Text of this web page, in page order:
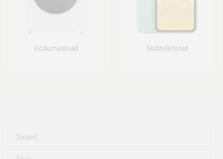
Kodumasinad Nutitelefonid
Tooted